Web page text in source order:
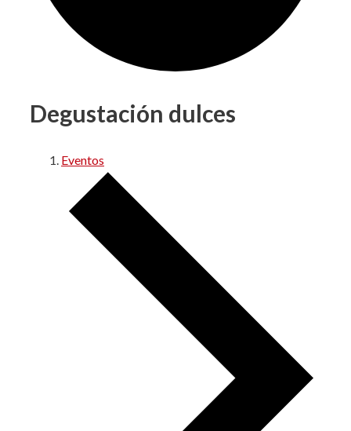
Degustación dulces
Eventos